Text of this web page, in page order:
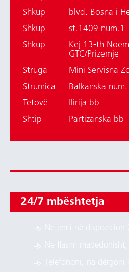
Shkup
blvd. Bosna i
Shkup
st.1409 num.1
Shkup
Kej 13-th
GTC/Prizemje
Struga
Mini Servisna
Strumica
Balkanska
Tetovë
Ilirija bb
Shtip
Partizanska bb
24/7 mbështetja
Ne jemi në dispozicion
Ne flasim
Telefononi, na dërgoni